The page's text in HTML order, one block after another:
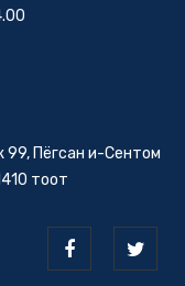
99, Пёгсан и-Сентом
тоот